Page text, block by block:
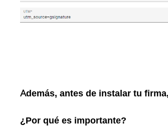
Además, antes de instalar tu
¿Por qué es importante?